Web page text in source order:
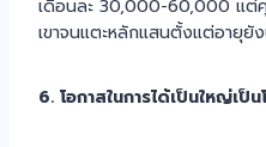
เดือนละ 30,000-60,000 แต่
เขาจนแตะหลักแสนตั้งแต่อายุยั
6. โอกาสในการได้เป็นใหญ่เป็